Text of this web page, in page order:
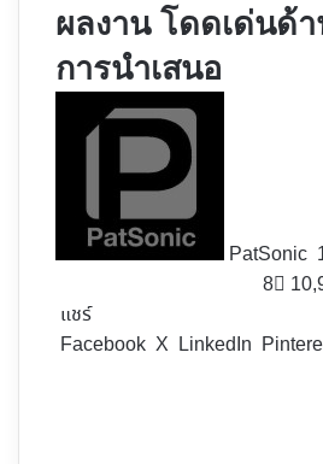
ผลงาน โดดเด่นด้
การนำเสนอ
PatSonic
8
แชร์
Facebook X LinkedIn